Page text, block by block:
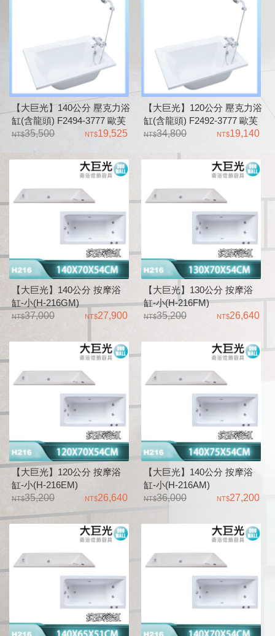
【大巨光】140公分 壓克力浴
缸(含龍頭) F2494-3777 歐芙
系列 Oval
35,500 19,525
【大巨光】120公分 壓克力浴
缸(含龍頭) F2492-3777 歐芙
系列 Oval
34,800 19,140
【大巨光】140公分 按摩浴
缸-小(H-216GM)
37,000
27,900
【大巨光】130公分 按摩浴
缸-小(H-216FM)
35,200
26,640
【大巨光】120公分 按摩浴
缸-小(H-216EM)
35,200
26,640
【大巨光】140公分 按摩浴
缸-小(H-216AM)
36,000
27,200